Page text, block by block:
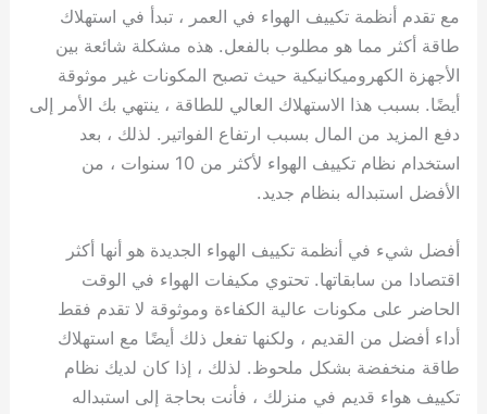
مع تقدم أنظمة تكييف الهواء في العمر ، تبدأ في استهلاك
طاقة أكثر مما هو مطلوب بالفعل. هذه مشكلة شائعة بين
الأجهزة الكهروميكانيكية حيث تصبح المكونات غير موثوقة
أيضًا. بسبب هذا الاستهلاك العالي للطاقة ، ينتهي بك الأمر إلى
دفع المزيد من المال بسبب ارتفاع الفواتير. لذلك ، بعد
استخدام نظام تكييف الهواء لأكثر من 10 سنوات ، من
الأفضل استبداله بنظام جديد.
أفضل شيء في أنظمة تكييف الهواء الجديدة هو أنها أكثر
اقتصادا من سابقاتها. تحتوي مكيفات الهواء في الوقت
الحاضر على مكونات عالية الكفاءة وموثوقة لا تقدم فقط
أداء أفضل من القديم ، ولكنها تفعل ذلك أيضًا مع استهلاك
طاقة منخفضة بشكل ملحوظ. لذلك ، إذا كان لديك نظام
تكييف هواء قديم في منزلك ، فأنت بحاجة إلى استبداله